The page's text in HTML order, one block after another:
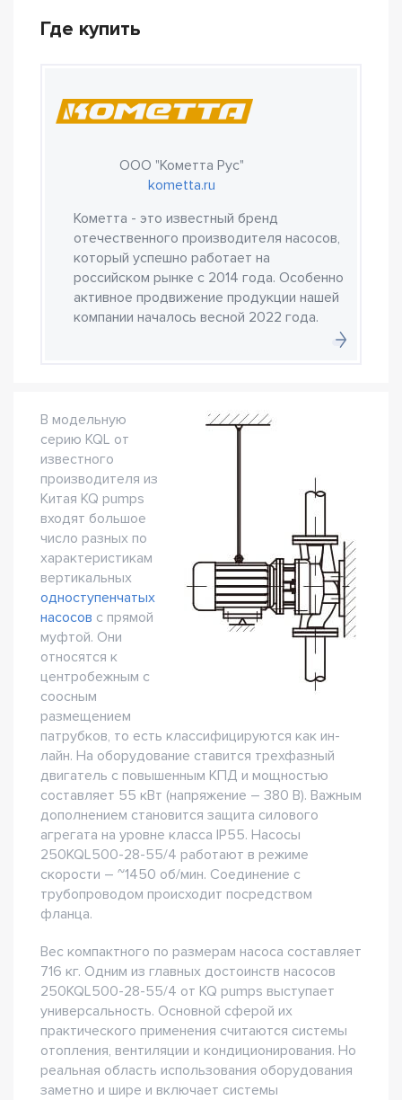
Где купить
ООО "Кометта Рус"
kometta.ru
Кометта - это известный бренд
отечественного производителя насосов,
который успешно работает на
российском рынке с 2014 года. Особенно
активное продвижение продукции нашей
компании началось весной 2022 года.
В модельную
серию KQL от
известного
производителя из
Китая KQ pumps
входят большое
число разных по
характеристикам
вертикальных
одноступенчатых
насосов с прямой
муфтой. Они
относятся к
центробежным с
соосным
размещением
патрубков, то есть классифицируются как ин-
лайн. На оборудование ставится трехфазный
двигатель с повышенным КПД и мощностью
составляет 55 кВт (напряжение – 380 В). Важным
дополнением становится защита силового
агрегата на уровне класса IP55. Насосы
250KQL500-28-55/4 работают в режиме
скорости – ~1450 об/мин. Соединение с
трубопроводом происходит посредством
фланца.
Вес компактного по размерам насоса составляет
716 кг. Одним из главных достоинств насосов
250KQL500-28-55/4 от KQ pumps выступает
универсальность. Основной сферой их
практического применения считаются системы
отопления, вентиляции и кондиционирования. Но
реальная область использования оборудования
заметно и шире и включает системы